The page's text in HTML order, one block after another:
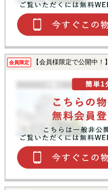
会員限定 【会員様限定で公開中！】